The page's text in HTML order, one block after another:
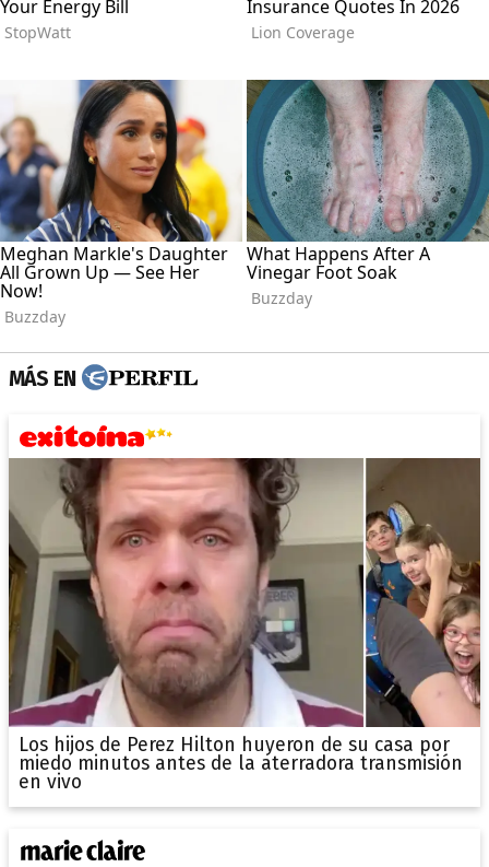
MÁS EN
Los hijos de Perez Hilton huyeron de su casa por
miedo minutos antes de la aterradora transmisión
en vivo